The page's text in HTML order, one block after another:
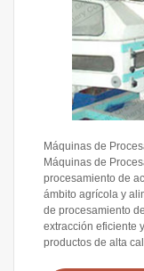
Máquinas de
Máquinas de
procesamiento de
ámbito agrícola y
de procesamiento
extracción eficiente
productos de alta